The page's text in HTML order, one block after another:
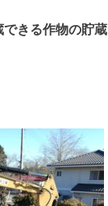
きる作物の貯蔵